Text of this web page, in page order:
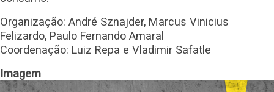
Organização: André Sznajder, Marcus Vinicius
Felizardo, Paulo Fernando Amaral
Coordenação: Luiz Repa e Vladimir Safatle
Imagem